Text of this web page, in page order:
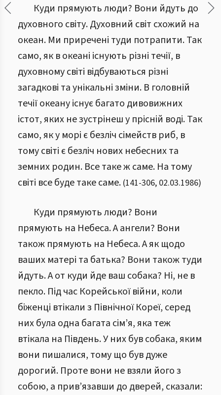
Куди прямують люди? Вони йдуть до
духовного світу. Духовний світ схожий на
океан. Ми приречені туди потрапити. Так
само, як в океані існують різні течії, в
духовному світі відбуваються різні
загадкові та унікальні зміни. В головній
течії океану існує багато дивовижних
істот, яких не зустрінеш у прісній воді. Так
само, як у морі є безліч сімейств риб, в
тому світі є безліч нових небесних та
земних родин. Все таке ж саме. На тому
світі все буде таке саме. (141-306, 02.03.1986)
Куди прямують люди? Вони
прямують на Небеса. А ангели? Вони
також прямують на Небеса. А як щодо
ваших матері та батька? Вони також туди
йдуть. А от куди йде ваш собака? Ні, не в
пекло. Під час Корейської війни, коли
біженці втікали з Північної Кореї, серед
них була одна багата сім’я, яка теж
втікала на Південь. У них був собака, яким
вони пишалися, тому що був дуже
дорогий. Проте вони не взяли його з
собою, а прив’язавши до дверей, сказали: